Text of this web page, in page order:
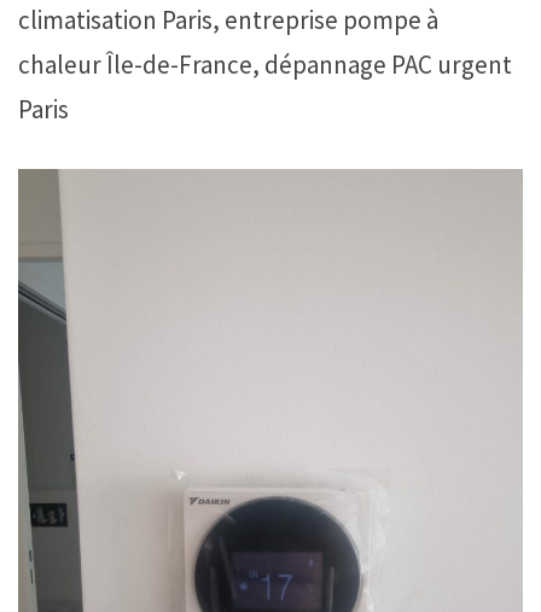
climatisation Paris, entreprise pompe à
chaleur Île-de-France, dépannage PAC urgent
Paris